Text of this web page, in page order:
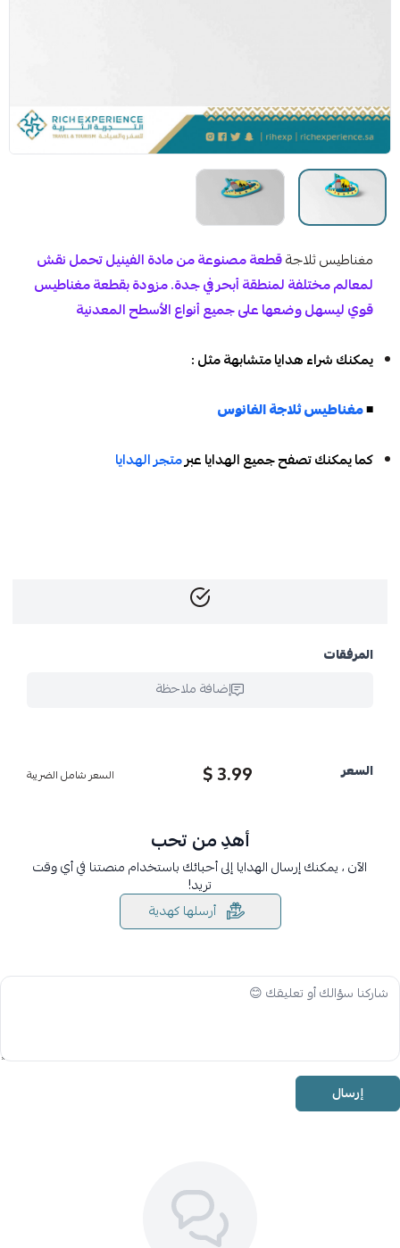
مغناطيس ثلاجةقطعة مصنوعة من مادة الفينيل تحمل نقش
لمعالم مختلفة لمنطقة أبحر في جدة. مزودة بقطعة مغناطيس
قوي ليسهل وضعها على جميع أنواع الأسطح المعدنية
يمكنك شراء هدايا متشابهة مثل :
◾مغناطيس ثلاجة الفانوس
كما يمكنك تصفح جميع الهدايا عبرمتجر الهدايا
المرفقات
إضافة ملاحظة
السعر 3.99 $ السعر شامل الضريبة
أهدِ من تحب
الآن ، يمكنك إرسال الهدايا إلى أحبائك باستخدام منصتنا في أي وقت
تريد!
أرسلها كهدية
إرسال